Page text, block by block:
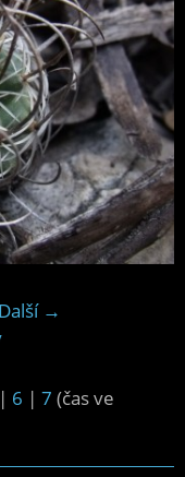
Další →
| 6 | 7 (čas ve